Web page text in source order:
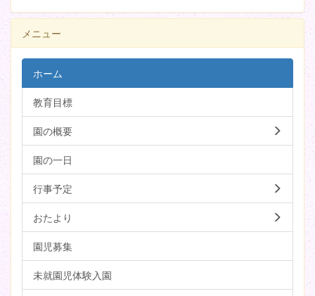
メニュー
ホーム
教育目標
園の概要
園の一日
行事予定
おたより
園児募集
未就園児体験入園